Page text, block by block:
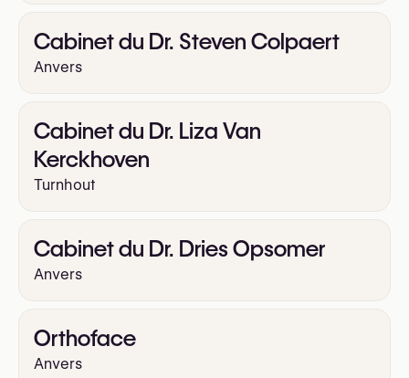
Cabinet du Dr. Steven Colpaert
Anvers
Cabinet du Dr. Liza Van
Kerckhoven
Turnhout
Cabinet du Dr. Dries Opsomer
Anvers
Orthoface
Anvers